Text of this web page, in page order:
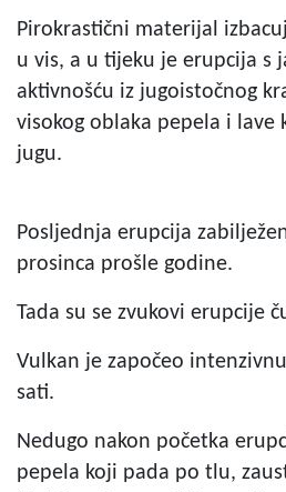
Pirokrastični materijal
u vis, a u tijeku je erupcija s
aktivnošću iz jugoistočnog
visokog oblaka pepela i lave
jugu.
Posljednja erupcija
prosinca prošle godine.
Tada su se zvukovi erupcije
Vulkan je započeo
sati.
Nedugo nakon početka
pepela koji pada po tlu,